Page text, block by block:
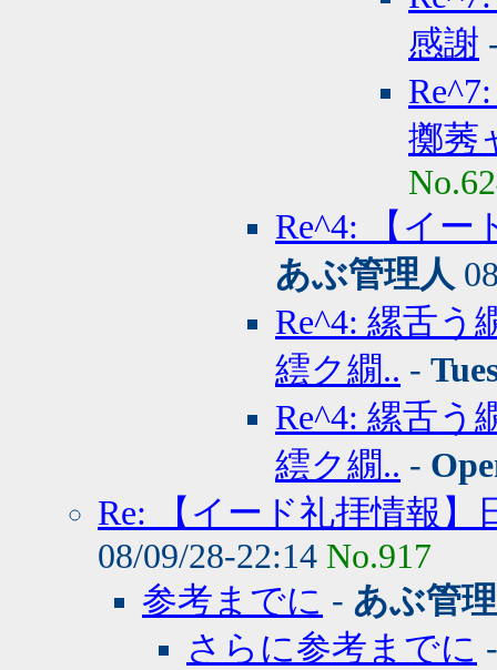
感謝
擲莠
Re^4: 【イー
あぶ管理人
Re^4: 縲舌う
繧ク繝.. -
Re^4: 縲舌う
繧ク繝.. -
Re: 【イード礼拝情報
08/09/28-22:14 No.917
参考までに - あぶ管
さらに参考までに